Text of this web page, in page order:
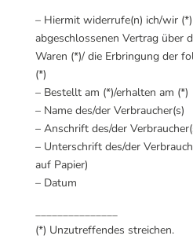
– Hiermit widerrufe(n) ich/wir
abgeschlossenen Vertrag über
Waren (*)/ die Erbringung der
(*)
– Bestellt am (*)/erhalten am (*)
– Name des/der Verbraucher(s)
– Anschrift des/der
– Unterschrift des/der
auf Papier)
– Datum
_______________
(*) Unzutreffendes streichen.